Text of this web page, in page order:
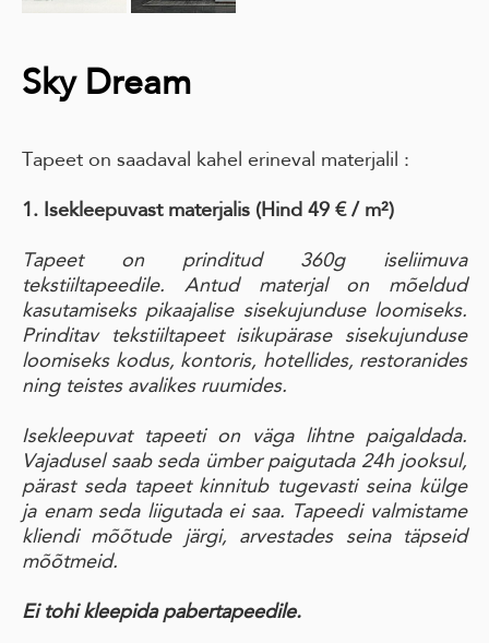
Sky Dream
Tapeet on saadaval kahel erineval materjalil :
1. Isekleepuvast materjalis (Hind 49 € / m²)
Tapeet on prinditud 360g iseliimuva
tekstiiltapeedile. Antud materjal on mõeldud
kasutamiseks pikaajalise sisekujunduse loomiseks.
Prinditav tekstiiltapeet isikupärase sisekujunduse
loomiseks kodus, kontoris, hotellides, restoranides
ning teistes avalikes ruumides.
Isekleepuvat tapeeti on väga lihtne paigaldada.
Vajadusel saab seda ümber paigutada 24h jooksul,
pärast seda tapeet kinnitub tugevasti seina külge
ja enam seda liigutada ei saa. Tapeedi valmistame
kliendi mõõtude järgi, arvestades seina täpseid
mõõtmeid.
Ei tohi kleepida pabertapeedile.